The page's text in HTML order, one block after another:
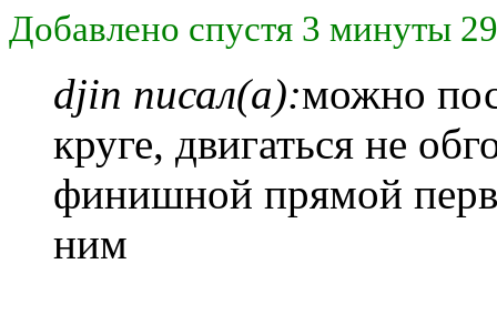
Добавлено спустя 3 минуты
djin писал(а):можно
круге, двигаться не
финишной прямой
ним